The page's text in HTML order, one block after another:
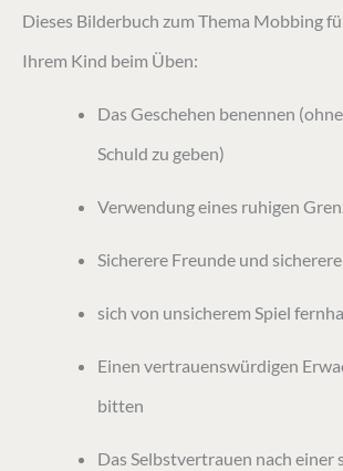
Dieses Bilderbuch zum Thema Mobbing
Ihrem Kind beim Üben:
Das Geschehen benennen
Schuld zu geben)
Verwendung eines ruhigen
Sicherere Freunde und
sich von unsicherem Spiel
Einen vertrauenswürdigen
bitten
Das Selbstvertrauen nach einer